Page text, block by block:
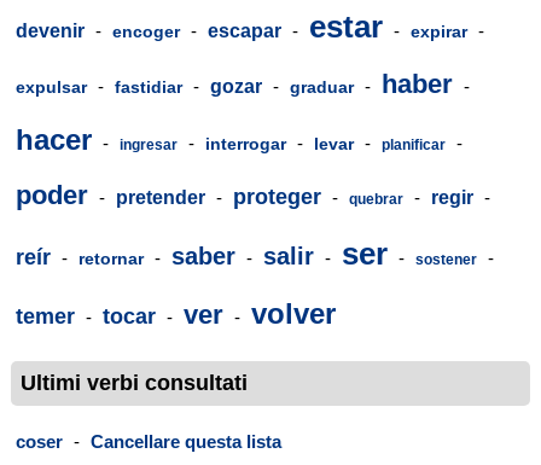
devenir - encoger - escapar - estar - expirar -
expulsar - fastidiar - gozar - graduar - haber -
hacer - ingresar - interrogar - levar - planificar -
poder - pretender - proteger - quebrar - regir -
reír - retornar - saber - salir - ser - sostener -
temer - tocar - ver - volver
Ultimi verbi consultati
coser - Cancellare questa lista